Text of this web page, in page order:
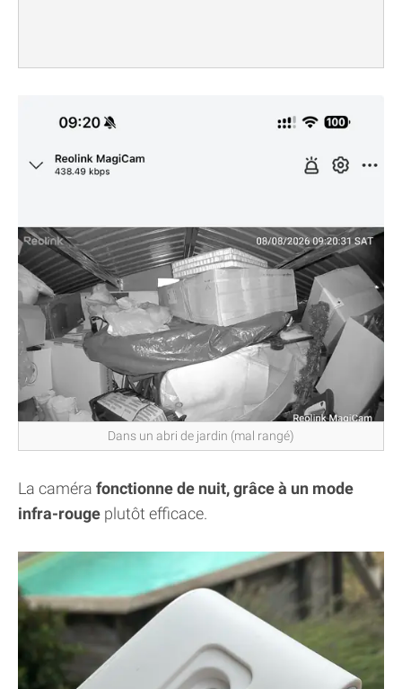
Dans un abri de jardin (mal rangé)
La caméra fonctionne de nuit, grâce à un mode
infra-rouge plutôt efficace.